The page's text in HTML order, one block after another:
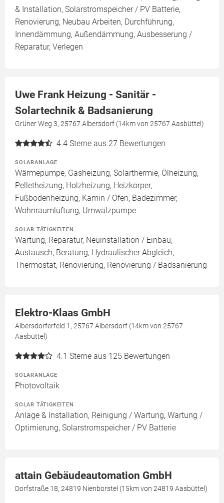
& Installation, Solarstromspeicher / PV Batterie,
Renovierung, Neubau Arbeiten, Durchführung,
Innendämmung, Außendämmung, Ausbesserung /
Reparatur, Verlegen
Uwe Frank Heizung - Sanitär -
Solartechnik & Badsanierung
Grüner Weg 3, 25767 Albersdorf (14km von 25767 Aasbüttel)
4.4 Sterne aus 27 Bewertungen
SOLARANLAGE
Wärmepumpe, Gasheizung, Solarthermie, Ölheizung,
Pelletheizung, Holzheizung, Heizkörper,
Fußbodenheizung, Kamin / Ofen, Badezimmer,
Wohnraumlüftung, Umwälzpumpe
SOLAR TÄTIGKEITEN
Wartung, Reparatur, Neuinstallation / Einbau,
Austausch, Beratung, Hydraulischer Abgleich,
Thermostat, Renovierung, Renovierung / Badsanierung
Elektro-Klaas GmbH
Albersdorferfeld 1, 25767 Albersdorf (14km von 25767
Aasbüttel)
4.1 Sterne aus 125 Bewertungen
SOLARANLAGE
Photovoltaik
SOLAR TÄTIGKEITEN
Anlage & Installation, Reinigung / Wartung, Wartung /
Optimierung, Solarstromspeicher / PV Batterie
attain Gebäudeautomation GmbH
Dorfstraße 18, 24819 Nienborstel (15km von 24819 Aasbüttel)